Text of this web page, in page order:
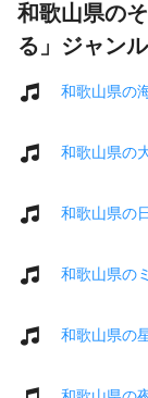
和歌山県の
る」ジャンル
和歌山県の
和歌山県の
和歌山県の
和歌山県の
和歌山県の